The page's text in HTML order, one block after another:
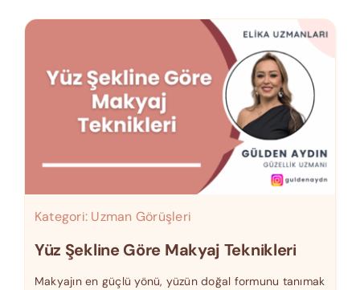
Kategori: Uzman Görüşleri
Yüz Şekline Göre Makyaj Teknikleri
Makyajın en güçlü yönü, yüzün doğal formunu tanımak